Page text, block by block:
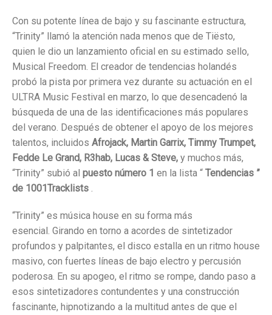
Con su potente línea de bajo y su fascinante estructura,
“Trinity” llamó la atención nada menos que de Tiësto,
quien le dio un lanzamiento oficial en su estimado sello,
Musical Freedom. El creador de tendencias holandés
probó la pista por primera vez durante su actuación en el
ULTRA Music Festival en marzo, lo que desencadenó la
búsqueda de una de las identificaciones más populares
del verano. Después de obtener el apoyo de los mejores
talentos, incluidos Afrojack, Martin Garrix, Timmy Trumpet,
Fedde Le Grand, R3hab, Lucas & Steve, y muchos más,
“Trinity” subió al puesto número 1 en la lista “ Tendencias ”
de 1001Tracklists .
“Trinity” es música house en su forma más
esencial. Girando en torno a acordes de sintetizador
profundos y palpitantes, el disco estalla en un ritmo house
masivo, con fuertes líneas de bajo electro y percusión
poderosa. En su apogeo, el ritmo se rompe, dando paso a
esos sintetizadores contundentes y una construcción
fascinante, hipnotizando a la multitud antes de que el